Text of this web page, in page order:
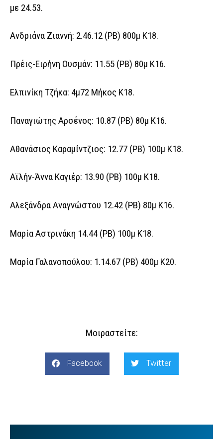
με 24.53.
Ανδριάνα Ζιαννή: 2.46.12 (ΡΒ) 800μ Κ18.
Πρέις-Ειρήνη Ουσμάν: 11.55 (ΡΒ) 80μ Κ16.
Ελπινίκη Τζήκα: 4μ72 Μήκος Κ18.
Παναγιώτης Αρσένος: 10.87 (ΡΒ) 80μ Κ16.
Αθανάσιος Καραμίντζιος: 12.77 (ΡΒ) 100μ Κ18.
Αϊλήν-Άννα Καγιέρ: 13.90 (ΡΒ) 100μ Κ18.
Αλεξάνδρα Αναγνώστου 12.42 (ΡΒ) 80μ Κ16.
Μαρία Αστρινάκη 14.44 (ΡΒ) 100μ Κ18.
Μαρία Γαλανοπούλου: 1.14.67 (ΡΒ) 400μ Κ20.
Μοιραστείτε:
Facebook Twitter